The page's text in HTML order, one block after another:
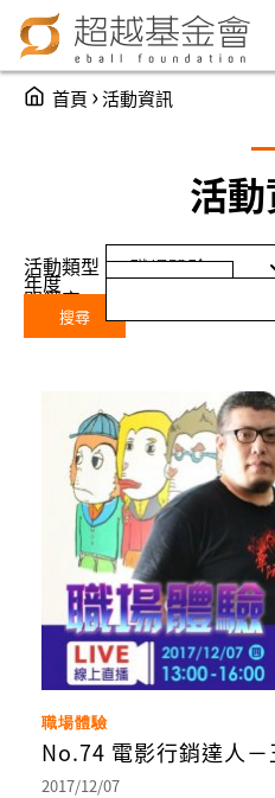
Jump to
Jump to
You are here
首頁 ›活動資訊
活
活動類型
年度 年度
Year
關鍵字
職場體驗
No.74 電影行銷達人－
2017/12/07